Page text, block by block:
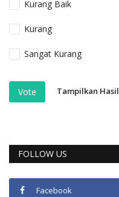
Kurang Baik
Kurang
Sangat Kurang
Vote Tampilkan Hasil
FOLLOW US
Facebook